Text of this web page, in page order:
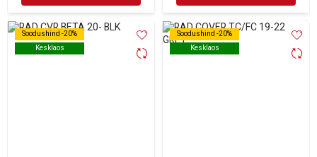
Soodushind -20%
Kesklaos
Soodushind -20%
Kesklaos
Soodushind -20%
Kesklaos
Soodushind -20%
Kesklaos